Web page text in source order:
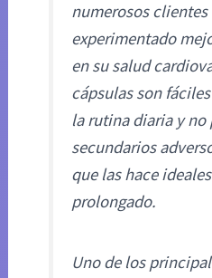
numerosos clientes
experimentado
en su salud
cápsulas son
la rutina diaria y no
secundarios
que las hace
prolongado.
Uno de los